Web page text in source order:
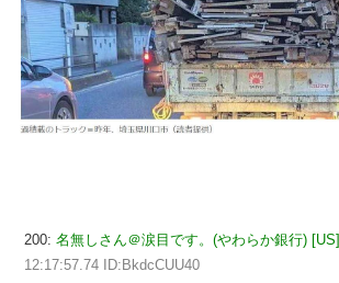
200: 名無しさん＠涙目です。(やわらか銀行) [US]
12:17:57.74 ID:BkdcCUU40